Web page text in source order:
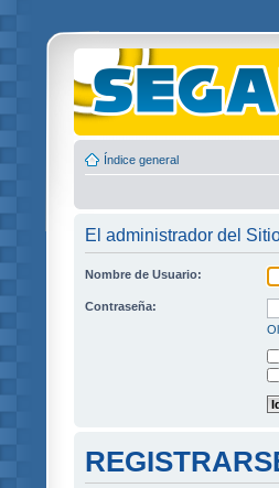
Índice general
El administrador del
Nombre de Usuario:
Contraseña: